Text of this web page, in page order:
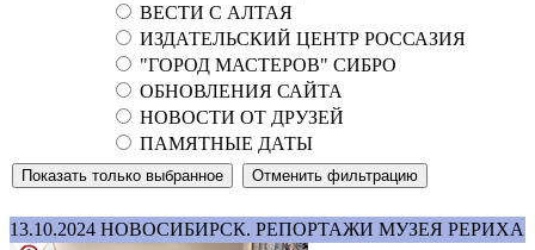
ВЕСТИ С АЛТАЯ
ИЗДАТЕЛЬСКИЙ ЦЕНТР РОССАЗИЯ
"ГОРОД МАСТЕРОВ" СИБРО
ОБНОВЛЕНИЯ САЙТА
НОВОСТИ ОТ ДРУЗЕЙ
ПАМЯТНЫЕ ДАТЫ
13.10.2024 НОВОСИБИРСК. РЕПОРТАЖИ МУЗЕЯ РЕРИХА